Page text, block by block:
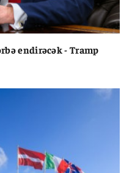
endirəcək - Tramp